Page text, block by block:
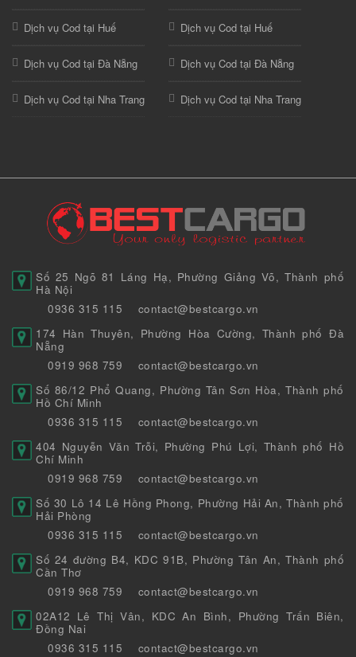
Dịch vụ Cod tại Huế
Dịch vụ Cod tại Đà Nẵng
Dịch vụ Cod tại Nha Trang
Dịch vụ Cod tại Huế
Dịch vụ Cod tại Đà Nẵng
Dịch vụ Cod tại Nha Trang
Số 25 Ngõ 81 Láng Hạ, Phường Giảng Võ, Thành phố
Hà Nội
0936 315 115
contact@bestcargo.vn
174 Hàn Thuyên, Phường Hòa Cường, Thành phố Đà
Nẵng
0919 968 759
contact@bestcargo.vn
Số 86/12 Phổ Quang, Phường Tân Sơn Hòa, Thành phố
Hồ Chí Minh
0936 315 115
contact@bestcargo.vn
404 Nguyễn Văn Trỗi, Phường Phú Lợi, Thành phố Hồ
Chí Minh
0919 968 759
contact@bestcargo.vn
Số 30 Lô 14 Lê Hồng Phong, Phường Hải An, Thành phố
Hải Phòng
0936 315 115
contact@bestcargo.vn
Số 24 đường B4, KDC 91B, Phường Tân An, Thành phố
Cần Thơ
0919 968 759
contact@bestcargo.vn
02A12 Lê Thị Vân, KDC An Bình, Phường Trấn Biên,
Đồng Nai
0936 315 115
contact@bestcargo.vn